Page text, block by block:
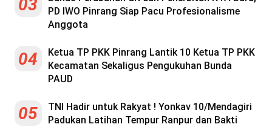
03
PD IWO Pinrang Siap Pacu Profesionalisme
Anggota
04
Ketua TP PKK Pinrang Lantik 10 Ketua TP PKK
Kecamatan Sekaligus Pengukuhan Bunda
PAUD
05
TNI Hadir untuk Rakyat ! Yonkav 10/Mendagiri
Padukan Latihan Tempur Ranpur dan Bakti